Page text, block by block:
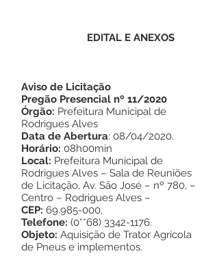
EDITAL E ANEXOS
Aviso de Licitação
Pregão Presencial nº 11/2020
Órgão: Prefeitura Municipal de
Rodrigues Alves
Data de Abertura: 08/04/2020.
Horário: 08h00min
Local: Prefeitura Municipal de
Rodrigues Alves – Sala de Reuniões
de Licitação, Av. São José – nº 780, –
Centro – Rodrigues Alves –
CEP: 69.985-000,
Telefone: (0**68) 3342-1176.
Objeto: Aquisição de Trator Agrícola
de Pneus e implementos.